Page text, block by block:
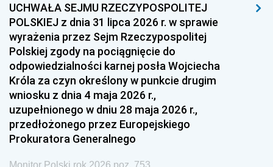
UCHWAŁA SEJMU RZECZYPOSPOLITEJ
POLSKIEJ z dnia 31 lipca 2026 r. w sprawie
wyrażenia przez Sejm Rzeczypospolitej
Polskiej zgody na pociągnięcie do
odpowiedzialności karnej posła Wojciecha
Króla za czyn określony w punkcie drugim
wniosku z dnia 4 maja 2026 r.,
uzupełnionego w dniu 28 maja 2026 r.,
przedłożonego przez Europejskiego
Prokuratora Generalnego
Monitor Polski rok 2026 poz. 753